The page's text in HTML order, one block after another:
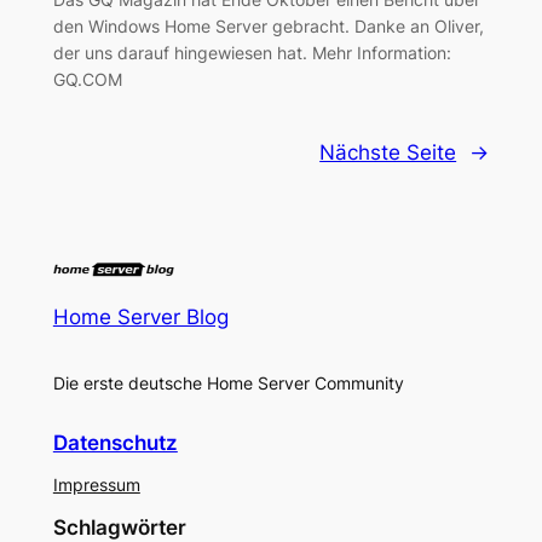
den Windows Home Server gebracht. Danke an Oliver,
der uns darauf hingewiesen hat. Mehr Information:
GQ.COM
Nächste Seite →
Home Server Blog
Die erste deutsche Home Server Community
Datenschutz
Impressum
Schlagwörter